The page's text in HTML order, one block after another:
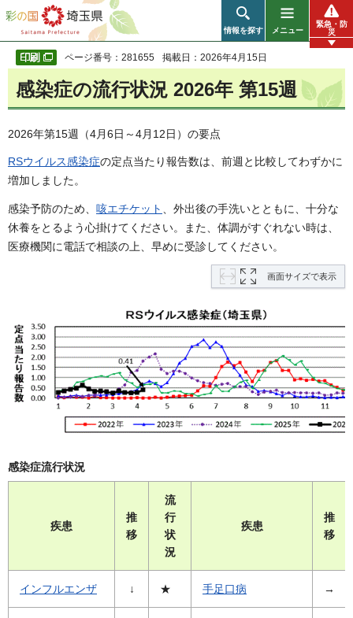
彩の国 埼玉県
情報を探す メニュー
緊急・防
災
ページ番号：281655 掲載日：2026年4月15日
感染症の流行状況 2026年 第15週
2026年第15週（4月6日～4月12日）の要点
RSウイルス感染症の定点当たり報告数は、前週と比較してわずかに
増加しました。
感染予防のため、 咳エチケット
、外出後の手洗いとともに、十分な
休養をとるよう心掛けてください。また、体調がすぐれない時は、
医療機関に電話で相談の上、早めに受診してください。
画面サイズで表示
感染症流行状況
疾患
推
移
流
行
状
況
疾患
推
移
インフルエンザ ↓ ★ 手足口病 →